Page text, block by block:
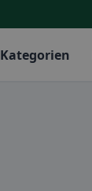
Kategorien